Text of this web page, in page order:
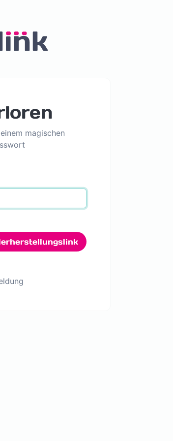
magischen